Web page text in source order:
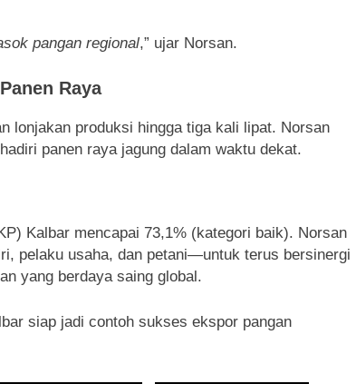
pangan regional,” ujar Norsan.
Raya
lonjakan produksi hingga tiga kali lipat. Norsan
panen raya jagung dalam waktu dekat.
Kalbar mencapai 73,1% (kategori baik). Norsan
pelaku usaha, dan petani—untuk terus bersinergi
yang berdaya saing global.
siap jadi contoh sukses ekspor pangan